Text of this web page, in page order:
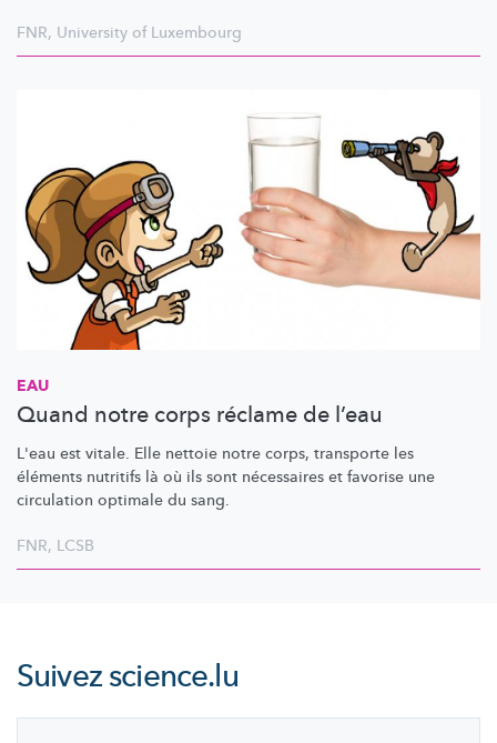
FNR, University of Luxembourg
EAU
Quand notre corps réclame de l’eau
L'eau est vitale. Elle nettoie notre corps, transporte les
éléments nutritifs là où ils sont nécessaires et favorise une
circulation optimale du sang.
FNR, LCSB
Suivezscience.lu